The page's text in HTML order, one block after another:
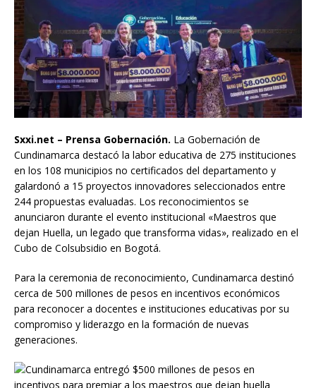
Sxxi.net – Prensa Gobernación. La Gobernación de
Cundinamarca destacó la labor educativa de 275 instituciones
en los 108 municipios no certificados del departamento y
galardonó a 15 proyectos innovadores seleccionados entre
244 propuestas evaluadas. Los reconocimientos se
anunciaron durante el evento institucional «Maestros que
dejan Huella, un legado que transforma vidas», realizado en el
Cubo de Colsubsidio en Bogotá.
Para la ceremonia de reconocimiento, Cundinamarca destinó
cerca de 500 millones de pesos en incentivos económicos
para reconocer a docentes e instituciones educativas por su
compromiso y liderazgo en la formación de nuevas
generaciones.